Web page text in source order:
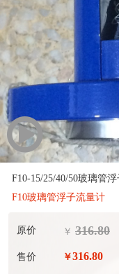
F10-15/25/40/50玻璃管
F10玻璃管浮子流量计
原价 ￥ 316.80
售价 ￥316.80